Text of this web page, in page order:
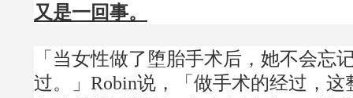
又是一回事。
「当女性做了堕胎手术后，她不会忘
过。」Robin说，「做手术的经过，